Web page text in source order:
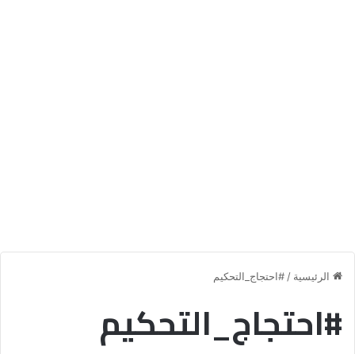
الرئيسية / #احتجاج_التحكيم
#احتجاج_التحكيم